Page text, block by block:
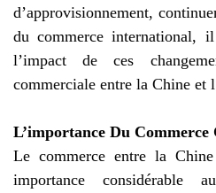
d’approvisionnement,
du commerce international,
l’impact de ces
commerciale entre la Chine et
L’importance Du
Le commerce entre la
importance considérable